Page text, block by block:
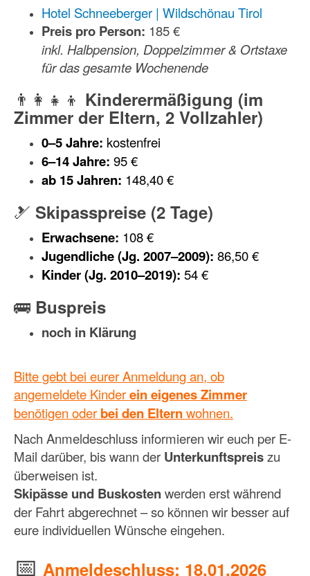
Hotel Schneeberger | Wildschönau Tirol
Preis pro Person: 185 €
inkl. Halbpension, Doppelzimmer & Ortstaxe
für das gesamte Wochenende
👨‍👩‍👧‍👦 Kinderermäßigung (im
Zimmer der Eltern, 2 Vollzahler)
0–5 Jahre: kostenfrei
6–14 Jahre: 95 €
ab 15 Jahren: 148,40 €
🎿 Skipasspreise (2 Tage)
Erwachsene: 108 €
Jugendliche (Jg. 2007–2009): 86,50 €
Kinder (Jg. 2010–2019): 54 €
🚌 Buspreis
noch in Klärung
Bitte gebt bei eurer Anmeldung an, ob
angemeldete Kinderein eigenes Zimmer
benötigen oder bei den Elternwohnen.
Nach Anmeldeschluss informieren wir euch per E-
Mail darüber, bis wann der Unterkunftspreiszu
überweisen ist.
Skipässe und Buskostenwerden erst während
der Fahrt abgerechnet – so können wir besser auf
eure individuellen Wünsche eingehen.
📅 Anmeldeschluss: 18.01.2026